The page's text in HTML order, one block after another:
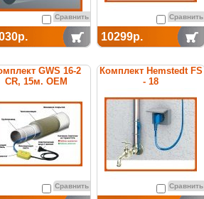
Сравнить Сравнить
10299р.
GWS 16-2
CR, 15м. ОЕМ
Сравнить
Комплект Hemstedt FS
- 18
Сравнить